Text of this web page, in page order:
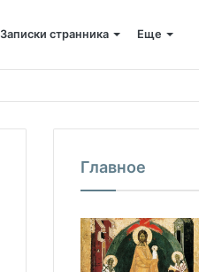
Записки странника Еще
Главное